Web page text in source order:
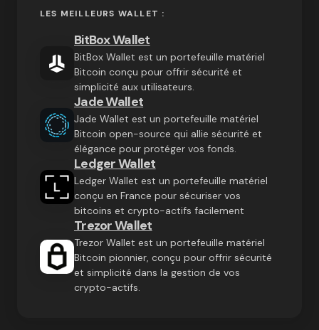
LES MEILLEURS WALLET :
BitBox Wallet
BitBox Wallet est un portefeuille matériel
Bitcoin conçu pour offrir sécurité et
simplicité aux utilisateurs.
Jade Wallet
Jade Wallet est un portefeuille matériel
Bitcoin open-source qui allie sécurité et
élégance pour protéger vos fonds.
Ledger Wallet
Ledger Wallet est un portefeuille matériel
conçu en France pour sécuriser vos
bitcoins et crypto-actifs facilement
Trezor Wallet
Trezor Wallet est un portefeuille matériel
Bitcoin pionnier, conçu pour offrir sécurité
et simplicité dans la gestion de vos
crypto-actifs.